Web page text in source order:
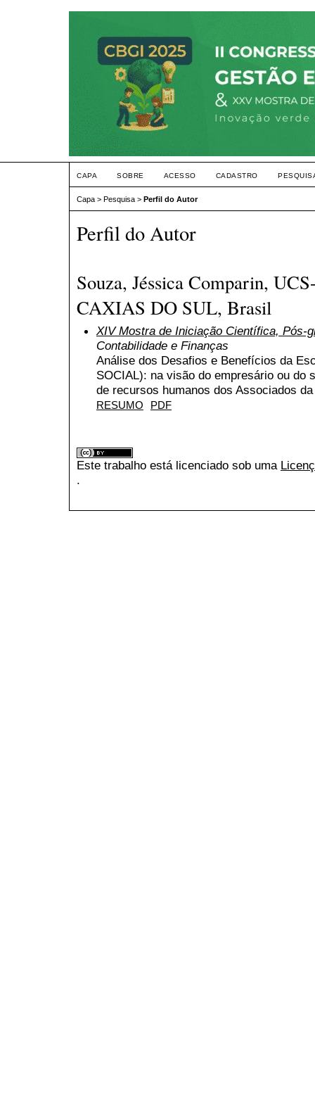
CAPA SOBRE ACESSO CADASTRO
Capa > Pesquisa > Perfil do Autor
Perfil do Autor
Souza, Jéssica Comparin,
CAXIAS DO SUL, Brasil
XIV Mostra de Iniciação Científica, Pós-
Contabilidade e Finanças
Análise dos Desafios e Benefícios da
SOCIAL): na visão do empresário ou do
de recursos humanos dos Associados
RESUMO PDF
Este trabalho está licenciado sob uma
.